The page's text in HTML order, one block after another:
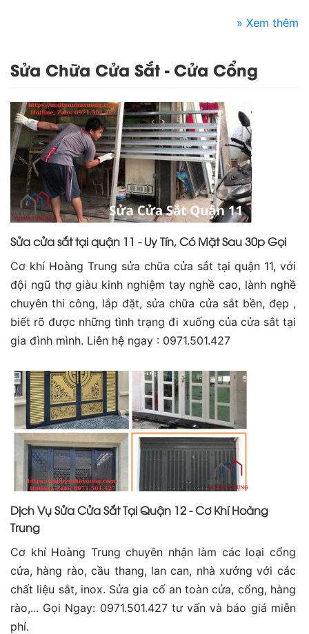
» Xem thêm
Sửa Chữa Cửa Sắt - Cửa Cổng
Sửa cửa sắt tại quận 11 - Uy Tín, Có Mặt Sau 30p Gọi
Cơ khí Hoàng Trung sửa chữa cửa sắt tại quận 11, với
đội ngũ thợ giàu kinh nghiệm tay nghề cao, lành nghề
chuyên thi công, lắp đặt, sửa chữa cửa sắt bền, đẹp ,
biết rõ được những tình trạng đi xuống của cửa sắt tại
gia đình mình. Liên hệ ngay : 0971.501.427
Dịch Vụ Sửa Cửa Sắt Tại Quận 12 - Cơ Khí Hoàng
Trung
Cơ khí Hoàng Trung chuyên nhận làm các loại cổng
cửa, hàng rào, cầu thang, lan can, nhà xưởng với các
chất liệu sắt, inox. Sửa gia cố an toàn cửa, cổng, hàng
rào,... Gọi Ngay: 0971.501.427 tư vấn và báo giá miễn
phí.